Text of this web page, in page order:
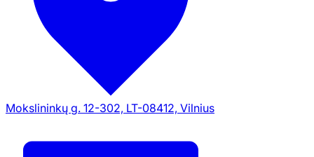
Mokslininkų g. 12-302, LT-08412, Vilnius